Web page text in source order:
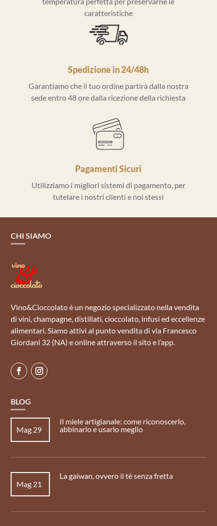
caratteristiche
Spedizione in 24/48h
Garantiamo che il tuo ordine partirà dalla nostra
sede entro 48 ore dalla ricezione della richiesta
Pagamenti Sicuri
Utilizziamo i migliori sistemi di pagamento, per
tutelare i nostri clienti e noi stessi
CHI SIAMO
Vino&Cioccolato è un negozio specializzato nella vendita
di vini, champagne, distillati, cioccolato, infusi ed eccellenze
alimentari. Siamo attivi al punto vendita di via Francesco
Giordani 32 (NA) e online attraverso il sito e l’app.
BLOG
Il miele artigianale: come riconoscerlo,
abbinarlo e usarlo meglio
Mag 29
La gaiwan, ovvero il tè senza fretta
Mag 21